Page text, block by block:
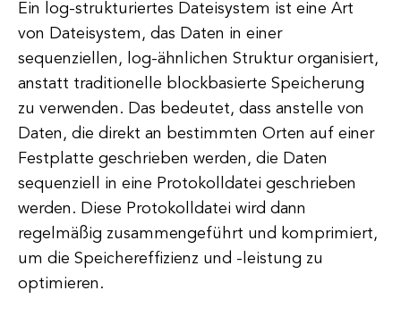
Ein log-strukturiertes Dateisystem ist eine Art
von Dateisystem, das Daten in einer
sequenziellen, log-ähnlichen Struktur organisiert,
anstatt traditionelle blockbasierte Speicherung
zu verwenden. Das bedeutet, dass anstelle von
Daten, die direkt an bestimmten Orten auf einer
Festplatte geschrieben werden, die Daten
sequenziell in eine Protokolldatei geschrieben
werden. Diese Protokolldatei wird dann
regelmäßig zusammengeführt und komprimiert,
um die Speichereffizienz und -leistung zu
optimieren.